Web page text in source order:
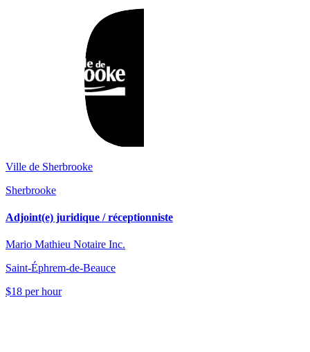
Ville de Sherbrooke
Sherbrooke
Adjoint(e) juridique / réceptionniste
Mario Mathieu Notaire Inc.
Saint-Éphrem-de-Beauce
$18 per hour